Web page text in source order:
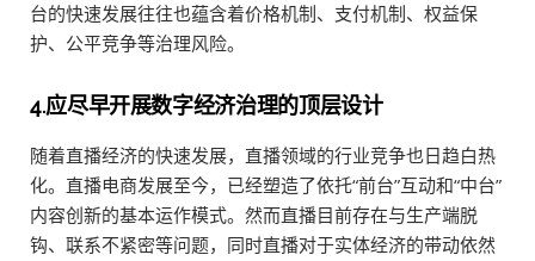
台的快速发展往往也蕴含着价格机制、支付机制、权益保
护、公平竞争等治理风险。
4.应尽早开展数字经济治理的顶层设计
随着直播经济的快速发展，直播领域的行业竞争也日趋白热
化。直播电商发展至今，已经塑造了依托“前台”互动和“中台”
内容创新的基本运作模式。然而直播目前存在与生产端脱
钩、联系不紧密等问题，同时直播对于实体经济的带动依然